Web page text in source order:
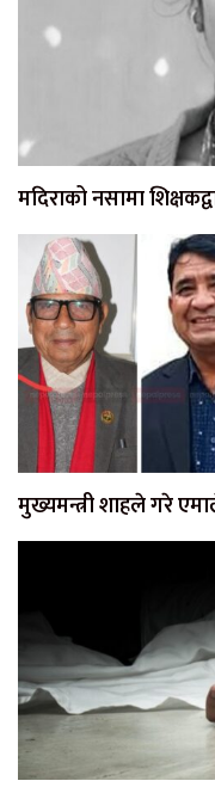
मदिराको नसामा
मुख्यमन्त्री शाहले गरे